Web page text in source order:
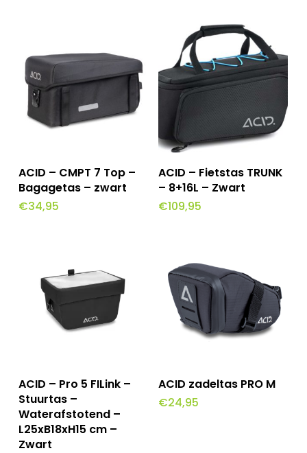
Toevoegen Aan
Winkelwagen
ACID – CMPT 7 Top –
Bagagetas – zwart
€34,95
Toevoegen Aan
Winkelwagen
ACID – Fietstas TRUNK
– 8+16L – Zwart
€109,95
Toevoegen Aan
Winkelwagen
ACID – Pro 5 FILink –
Stuurtas –
Waterafstotend –
L25xB18xH15 cm –
Zwart
Toevoegen Aan
Winkelwagen
ACID zadeltas PRO M
€24,95